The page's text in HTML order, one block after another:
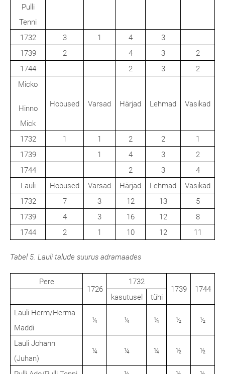
Pulli
Tenni
1732 3 1 4
3
1739
2 4 3
2
1744
2 3
2
Micko
Hinno
Mick
Hobused Varsad Härjad Lehmad Vasikad
1732 1 1 2 2
1
1739
1 4 3
2
1744
2 3
4
Lauli
Hobused Varsad Härjad Lehmad
Vasikad
1732
7 3 12 13
5
1739
4 3 16 12
8
1744
2 1 10 12 11
Tabel 5. Lauli talude suurus adramaades
Pere
1726
1732
1739
1744
kasutusel
tühi
Lauli Herm/Herma
Maddi
¼ ¼ ¼ ½ ½
Lauli Johann
(Juhan)
¼ ¼ ¼ ½ ½